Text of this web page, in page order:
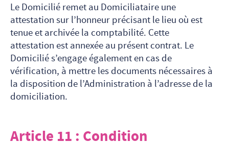
Le Domicilié remet au Domiciliataire une
attestation sur l’honneur précisant le lieu où est
tenue et archivée la comptabilité. Cette
attestation est annexée au présent contrat. Le
Domicilié s’engage également en cas de
vérification, à mettre les documents nécessaires à
la disposition de l’Administration à l’adresse de la
domiciliation.
Article 11 : Condition